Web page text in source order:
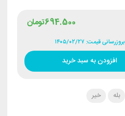
تومان694.500
بروزرسانی قیمت: ۱۴۰۵/۰۲/۲۷
افزودن به سبد خرید
بله خیر